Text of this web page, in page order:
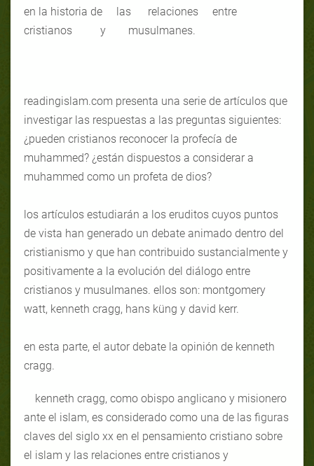
en la historia de las relaciones entre
cristianos y musulmanes.
readingislam.com presenta una serie de artículos que
investigar las respuestas a las preguntas siguientes:
¿pueden cristianos reconocer la profecía de
muhammed? ¿están dispuestos a considerar a
muhammed como un profeta de dios?
los artículos estudiarán a los eruditos cuyos puntos
de vista han generado un debate animado dentro del
cristianismo y que han contribuido sustancialmente y
positivamente a la evolución del diálogo entre
cristianos y musulmanes. ellos son: montgomery
watt, kenneth cragg, hans küng y david kerr.
en esta parte, el autor debate la opinión de kenneth
cragg.
kenneth cragg, como obispo anglicano y misionero
ante el islam, es considerado como una de las figuras
claves del siglo xx en el pensamiento cristiano sobre
el islam y las relaciones entre cristianos y